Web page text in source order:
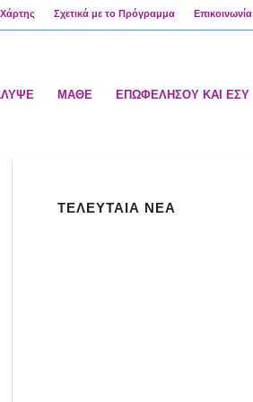
Χάρτης Σχετικά με το Πρόγραμμα Επικοινωνία
ΜΑΘΕ ΕΠΩΦΕΛΗΣΟΥ ΚΑΙ ΕΣΥ
ΤΕΛΕΥΤΑΙΑ ΝΕΑ